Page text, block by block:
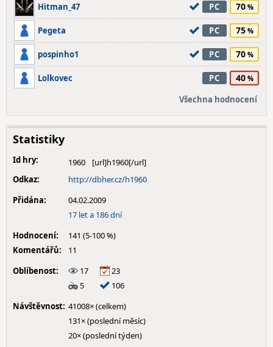
Hitman_47 PC 70
Pegeta PC 75
pospinho1 PC 70
Lolkovec PC 40
Všechna hodnocení
Statistiky
Id hry:
1960
Odkaz:
http://dbher.cz/h1960
Přidána:
04.02.2009
17 let a 186 dní
Hodnocení:
141 (5-100 %)
Komentářů:
11
Oblíbenost:
17
23
5
106
Návštěvnost: 41008× (celkem)
131× (poslední měsíc)
20× (poslední týden)